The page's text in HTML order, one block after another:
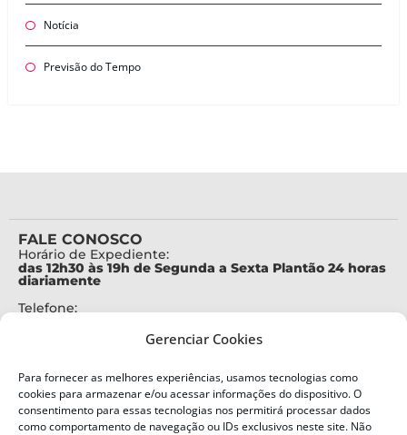
Gerenciar Cookies
Para fornecer as melhores experiências, usamos tecnologias como
cookies para armazenar e/ou acessar informações do dispositivo. O
consentimento para essas tecnologias nos permitirá processar dados
como comportamento de navegação ou IDs exclusivos neste site. Não
Notícia
Previsão do Tempo
FALE CONOSCO
Horário de Expediente:
das 12h30 às 19h de Segunda a Sexta Plantão 24 horas
diariamente
Telefone:
Alertas Defesa Civil:
SMS 40199